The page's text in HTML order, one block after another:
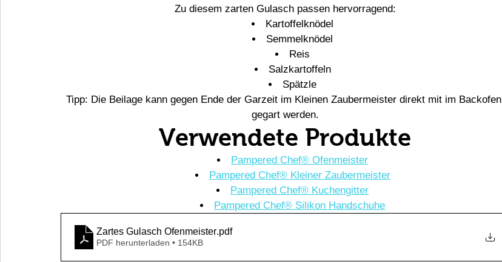
Zu diesem zarten Gulasch passen hervorragend:
Kartoffelknödel
Semmelknödel
Reis
Salzkartoffeln
Spätzle
Tipp: Die Beilage kann gegen Ende der Garzeit im Kleinen Zaubermeister direkt mit im Backofen
gegart werden.
Verwendete Produkte
Pampered Chef® Ofenmeister
Pampered Chef® Kleiner Zaubermeister
Pampered Chef® Kuchengitter
Pampered Chef® Silikon Handschuhe
Zartes Gulasch Ofenmeister.pdf
PDF herunterladen • 154KB